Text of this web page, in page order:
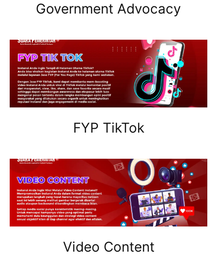
Government Advocacy
FYP TikTok
Video Content